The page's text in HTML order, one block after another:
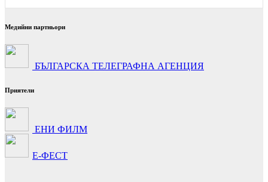
Медийни партньори
БЪЛГАРСКА ТЕЛЕГРАФНА АГЕНЦИЯ
Приятели
ЕНИ ФИЛМ
Е-ФЕСТ